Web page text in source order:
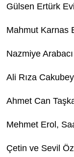
Gülsen Ertürk
Mahmut Karnas
Nazmiye
Ali Rıza
Ahmet Can
Mehmet Erol,
Çetin ve Sevil